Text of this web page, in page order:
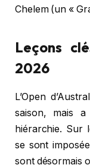
Chelem (un «
Leçons
2026
L’Open
saison, mais
hiérarchie. Sur
se sont
sont désormais